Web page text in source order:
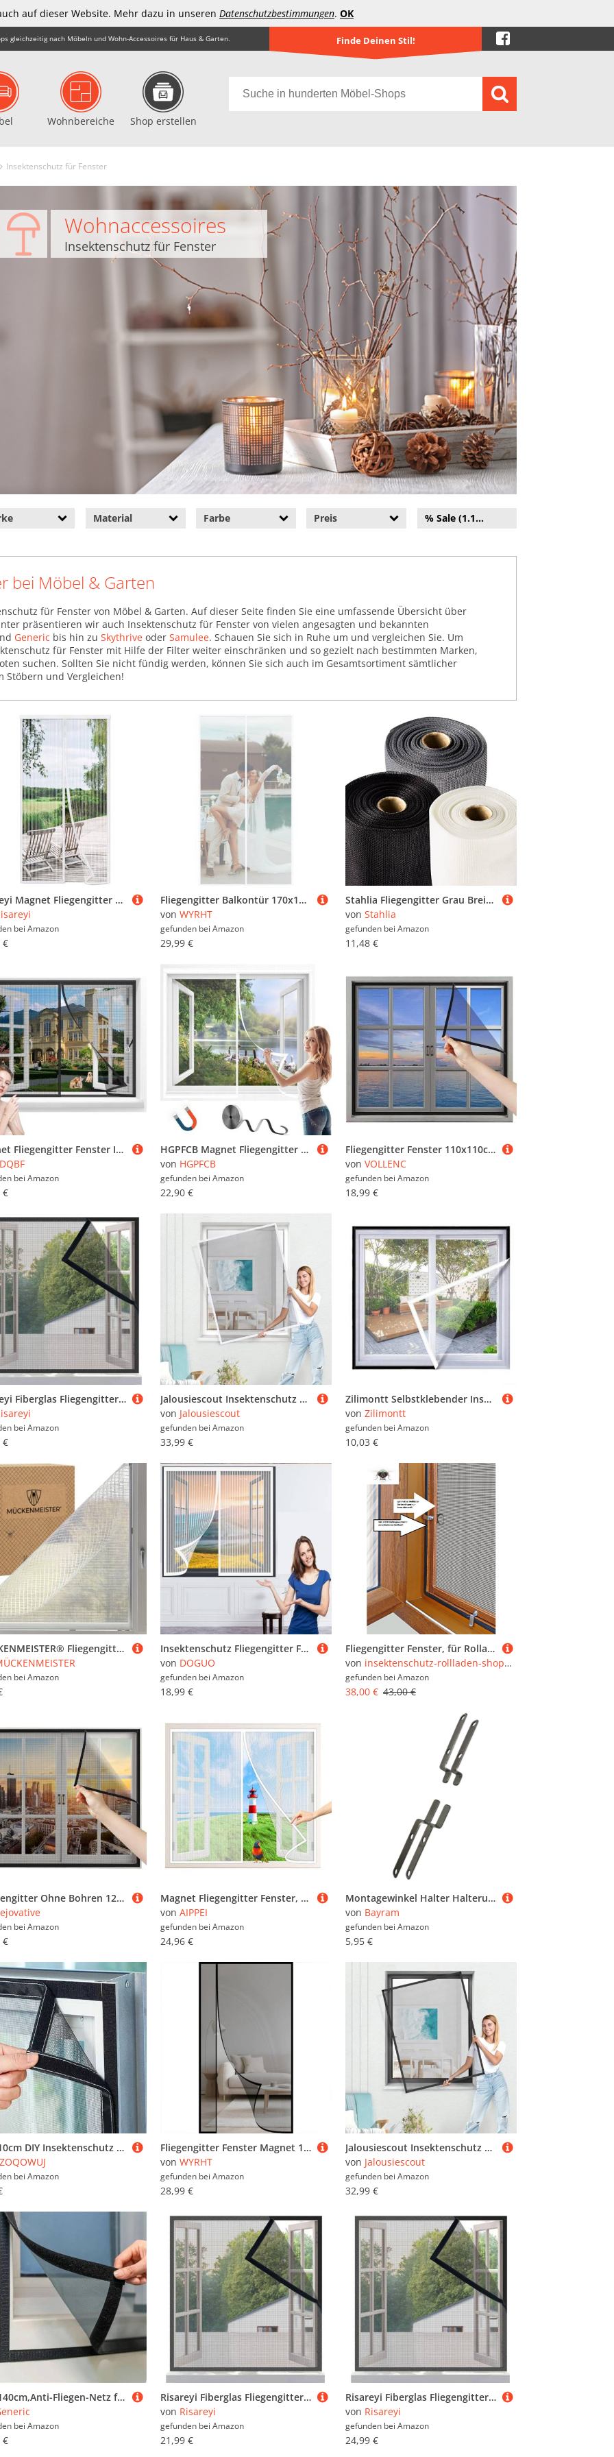
auf dieser Website. Mehr dazu in unseren Datenschutzbestimmungen. OK
gleichzeitig nach Möbeln und Wohn-Accessoires für Haus & Garten. Finde Deinen Stil!
Wohnbereiche Shop erstellen
Insektenschutz für Fenster
Wohnaccessoires
Insektenschutz für Fenster
Material Farbe Preis % Sale (1.100)
bei Möbel & Garten
für Fenster von Möbel & Garten. Auf dieser Seite finden Sie eine umfassende Übersicht über
präsentieren wir auch Insektenschutz für Fenster von vielen angesagten und bekannten
Generic bis hin zu Skythrive oder Samulee. Schauen Sie sich in Ruhe um und vergleichen Sie. Um
für Fenster mit Hilfe der Filter weiter einschränken und so gezielt nach bestimmten Marken,
suchen. Sollten Sie nicht fündig werden, können Sie sich auch im Gesamtsortiment sämtlicher
Stöbern und Vergleichen!
Risareyi Magnet Fliegengitter Tür 135x190cm, Weiß Insektenschutz Balkontür Ohne Bohren, Insektenschutz Fenster Fliegengitter Balkontür Automatisches Schließen für Terrassentür mit Klettband
bei Amazon
€
Fliegengitter Balkontür 170x180cm Insektenschutz Gaze Fenster Mesh Fliegengitter Balkontür Insektenschutz Selbstklebend hält die Frischluftzirkulation weiß
von WYRHT
gefunden bei Amazon
29,99 €
Stahlia Fliegengitter Grau Breite: 150cm Meterware Fliegengitter Balkontür Fenster Insektenschutz Tür Fenster Mückenschutz Moskitonetz Fiberglasgewebe
von Stahlia
gefunden bei Amazon
11,48 €
Magnet Fliegengitter Fenster Insektenschutz,120x115cm Netz Ohne Bohren,Ist Ideal Für Die Balkontür Magnetvorhang,Fliegenschutz Terassentür Schwarz
bei Amazon
€
HGPFCB Magnet Fliegengitter Fenster,Magnet Fliegengitter Tür Insektenschutz, Fliegenvorhang Moskitonetz Fenster, Einfach Zu Montieren, Für Alle Fenster, Magnetvorhang ist Ideal Für die Balkonfenste
von HGPFCB
gefunden bei Amazon
22,90 €
Fliegengitter Fenster 110x110cm, ohne Bohren Klebmontage, Insektenschutz Fenster Fliegenvorhang Moskitonetz
von VOLLENC
gefunden bei Amazon
18,99 €
Risareyi Fiberglas Fliegengitter Fenster 120x140cm, Klettverschlusskanten, Schwarz Verstärktes Mesh Insektenschutz Moskitonetz Fenster Hält Insekten/Fliegen/Mücken Fern, mit Klebeband
bei Amazon
€
Jalousiescout Insektenschutz Fliegengitter Fenster, Fliegenschutz SlimLine Mini Insektenschutz ohne Bohren, mit Alurahmen Spannrahmen, Mückenschutz Fliegenschutzgitter, 80 x 120 cm, weiß
von Jalousiescout
gefunden bei Amazon
33,99 €
Zilimontt Selbstklebender Insektenschutz mit gebundenen Kanten, mehrere Größen, für den Schutz der Privatsphäre, einfache Installation, kein Werkzeug erforderlich (30 x 50 cm)
von Zilimontt
gefunden bei Amazon
10,03 €
MÜCKENMEISTER® Fliegengitter Fenster (130x150cm, weiß) - Fliegengitter zuschneidbar - Insektenschutz Fenster mit Klebestreifen - Fliegennetz Fenster - Mückennetz Fenster - Insektenschutz
bei Amazon
Insektenschutz Fliegengitter Fenster 72 x 108 cm Insektenschutz Fenster in Verschiedenen Größen Auswählbar Fenster-Fliegengitter für Alle Fenster Bis, Weiß
von DOGUO
gefunden bei Amazon
18,99 €
Fliegengitter Fenster, für Rolladen, Insektenschutz, Material Goldeiche, Gitterfarbe Grau | 100x120cm & 22mm Winkel
von insektenschutz-rollladen-shop-1000-FeRo
gefunden bei Amazon
38,00 € 43,00 €
Fluegengitter Ohne Bohren 120x135cm Schwarz Insektenschutzrollo Fenster Moskitonetz Fenster Rahmen Insektenschutz füR Fenster und TüRen
bei Amazon
€
Magnet Fliegengitter Fenster, 100x75 cm Insektenschutz Fliegenvorhang Magnet Fenster Vorhänge gegen Fliegen Moskito Fenster Mückennetz Klettverschlussmontage für WohnzimmerFenster, Weiß P
von AIPPEI
gefunden bei Amazon
24,96 €
Montagewinkel Halter Halterung Fliegengitter Alu Rahmen Insektenschutz Fenster -Bautiefe 6mm 1 Set
von Bayram
gefunden bei Amazon
5,95 €
60x110cm DIY Insektenschutz fenster Fliegengitter Fenster Mückengitter, waschbares, Netz, kein Stanzen erforderlich
bei Amazon
Fliegengitter Fenster Magnet 155x195cm Seitliche Öffnung Insektenschutz mückennetz tür Einfache Montage ohne Bohren und Schrauben Luft kann frei strömen Schwarz
von WYRHT
gefunden bei Amazon
28,99 €
Jalousiescout Insektenschutz Fliegengitter Fenster mit Alu Rahmen, Mückenschutz Fenster, Insektenschutzgitter Fliegenschutz SlimLine Mini, Mückengitter Spannrahmen ohne Bohren, 65 x 110 cm, anthrazit
von Jalousiescout
gefunden bei Amazon
32,99 €
100x140cm,Anti-Fliegen-Netz fenster, DIY Selbstklebendes Insektenschutz Fenster Netz mit selbstklebendes Klettband, Kinderleichte Montage,hält Fliegen/Mücken Draußen
bei Amazon
€
Risareyi Fiberglas Fliegengitter Fenster 80x115cm, Klettverschlusskanten, Grau Verstärktes Mesh Insektenschutz Moskitonetz Fenster Hält Insekten/Fliegen/Mücken Fern, mit Klebeband
von Risareyi
gefunden bei Amazon
21,99 €
Risareyi Fiberglas Fliegengitter Fenster 110x145cm, Klettverschlusskanten, Grau Verstärktes Mesh Insektenschutz Moskitonetz Fenster Hält Insekten/Fliegen/Mücken Fern, mit Klebeband
von Risareyi
gefunden bei Amazon
24,99 €